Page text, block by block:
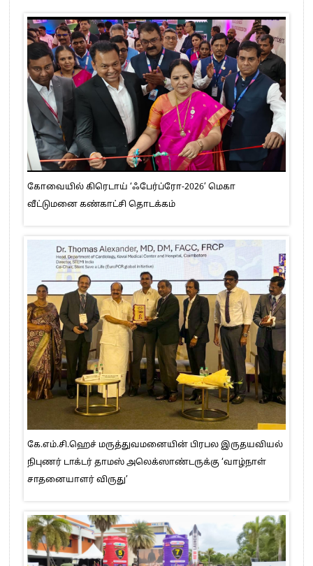
கோவையில் கிரெடாய் ‘ஃபேர்ப்ரோ-2026’ மெகா
வீட்டுமனை கண்காட்சி தொடக்கம்
கே.எம்.சி.ஹெச் மருத்துவமனையின் பிரபல இருதயவியல்
நிபுணர் டாக்டர் தாமஸ் அலெக்ஸாண்டருக்கு ‘வாழ்நாள்
சாதனையாளர் விருது’